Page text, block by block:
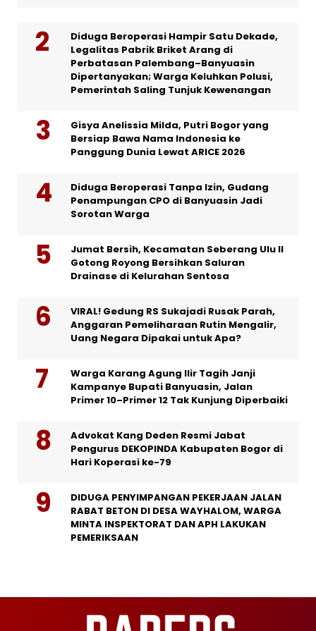
Diduga Beroperasi Hampir Satu Dekade,
Legalitas Pabrik Briket Arang di
Perbatasan Palembang–Banyuasin
Dipertanyakan; Warga Keluhkan Polusi,
Pemerintah Saling Tunjuk Kewenangan
Gisya Anelissia Milda, Putri Bogor yang
Bersiap Bawa Nama Indonesia ke
Panggung Dunia Lewat ARICE 2026
Diduga Beroperasi Tanpa Izin, Gudang
Penampungan CPO di Banyuasin Jadi
Sorotan Warga
Jumat Bersih, Kecamatan Seberang Ulu II
Gotong Royong Bersihkan Saluran
Drainase di Kelurahan Sentosa
VIRAL! Gedung RS Sukajadi Rusak Parah,
Anggaran Pemeliharaan Rutin Mengalir,
Uang Negara Dipakai untuk Apa?
Warga Karang Agung Ilir Tagih Janji
Kampanye Bupati Banyuasin, Jalan
Primer 10–Primer 12 Tak Kunjung Diperbaiki
Advokat Kang Deden Resmi Jabat
Pengurus DEKOPINDA Kabupaten Bogor di
Hari Koperasi ke-79
DIDUGA PENYIMPANGAN PEKERJAAN JALAN
RABAT BETON DI DESA WAYHALOM, WARGA
MINTA INSPEKTORAT DAN APH LAKUKAN
PEMERIKSAAN